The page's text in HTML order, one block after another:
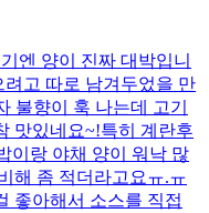
엔 양이 진짜 대박입니
고 따로 남겨두었을 만
불향이 훅 나는데 고기
맛있네요~!특히 계란후
이랑 야채 양이 워낙 많
해 좀 적더라고요ㅠ.ㅠ
좋아해서 소스를 직접